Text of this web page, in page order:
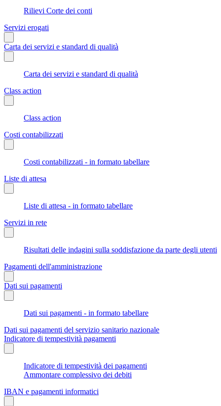
Rilievi Corte dei conti
Servizi erogati
Carta dei servizi e standard di qualità
Carta dei servizi e standard di qualità
Class action
Class action
Costi contabilizzati
Costi contabilizzati - in formato tabellare
Liste di attesa
Liste di attesa - in formato tabellare
Servizi in rete
Risultati delle indagini sulla soddisfazione da parte degli utenti
Pagamenti dell'amministrazione
Dati sui pagamenti
Dati sui pagamenti - in formato tabellare
Dati sui pagamenti del servizio sanitario nazionale
Indicatore di tempestività pagamenti
Indicatore di tempestività dei pagamenti
Ammontare complessivo dei debiti
IBAN e pagamenti informatici